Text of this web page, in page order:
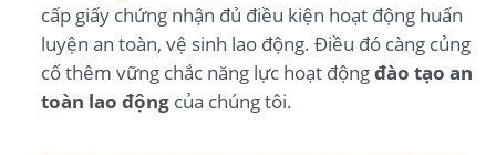
cấp giấy chứng nhận đủ điều kiện hoạt động huấn
luyện an toàn, vệ sinh lao động. Điều đó càng củng
cố thêm vững chắc năng lực hoạt độngđào tạo an
toàn lao độngcủa chúng tôi.